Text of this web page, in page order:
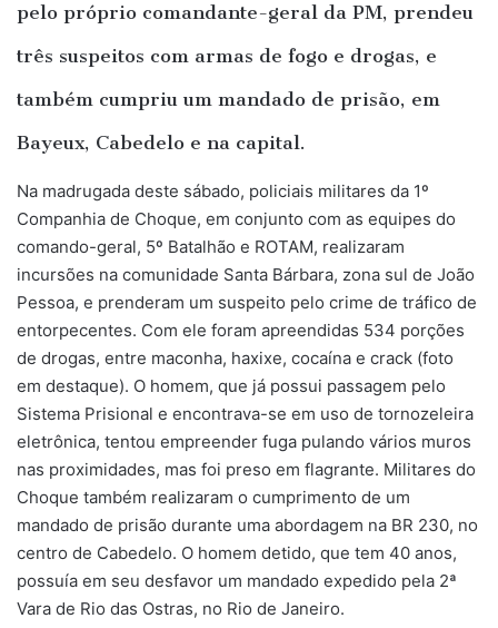
pelo próprio comandante-geral da PM, prendeu
três suspeitos com armas de fogo e drogas, e
também cumpriu um mandado de prisão, em
Bayeux, Cabedelo e na capital.
Na madrugada deste sábado, policiais militares da 1º
Companhia de Choque, em conjunto com as equipes do
comando-geral, 5º Batalhão e ROTAM, realizaram
incursões na comunidade Santa Bárbara, zona sul de João
Pessoa, e prenderam um suspeito pelo crime de tráfico de
entorpecentes. Com ele foram apreendidas 534 porções
de drogas, entre maconha, haxixe, cocaína e crack (foto
em destaque). O homem, que já possui passagem pelo
Sistema Prisional e encontrava-se em uso de tornozeleira
eletrônica, tentou empreender fuga pulando vários muros
nas proximidades, mas foi preso em flagrante. Militares do
Choque também realizaram o cumprimento de um
mandado de prisão durante uma abordagem na BR 230, no
centro de Cabedelo. O homem detido, que tem 40 anos,
possuía em seu desfavor um mandado expedido pela 2ª
Vara de Rio das Ostras, no Rio de Janeiro.